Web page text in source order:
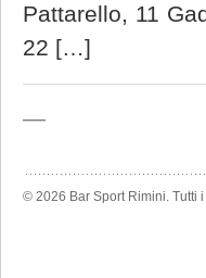
Pattarello, 11
22 […]
—
© 2026 Bar Sport Rimini. Tutti i